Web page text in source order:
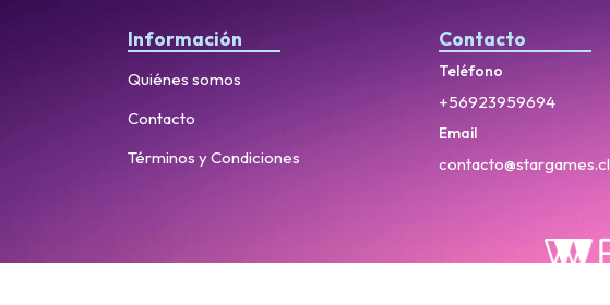
Información
Quiénes somos
Contacto
Términos y Condiciones
Contacto
Teléfono
+56923959694
Email
contacto@stargames.cl